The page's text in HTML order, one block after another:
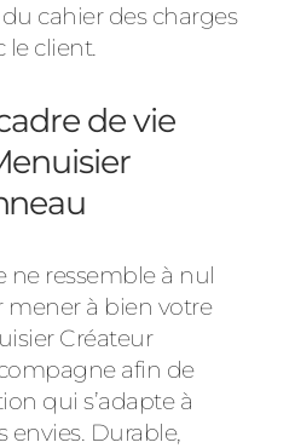
cahier des charges
le client.
de vie
ne ressemble à nul
mener à bien votre
Créateur
afin de
qui s’adapte à
envies. Durable,